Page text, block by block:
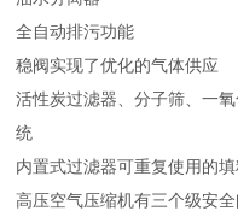
全自动排污功能
稳阀实现了优化的气体供应
活性炭过滤器、分子筛、一
统
内置式过滤器可重复使用的
高压空气压缩机有三个级安